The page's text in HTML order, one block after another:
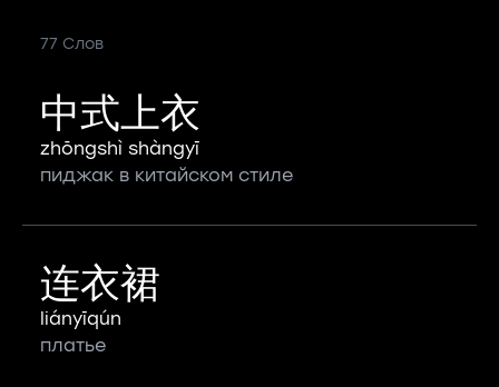
77 Слов
中式上衣
zhōngshì shàngyī
пиджак в китайском стиле
连衣裙
liányīqún
платье